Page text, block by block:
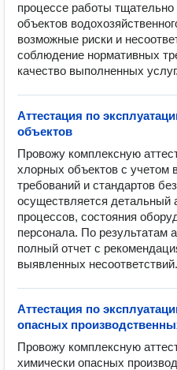
процессе работы
объектов
возможные риски и
соблюдение нормативных
качество выполненных услуг.
Аттестация по
объектов
Провожу комплексную
хлорных объектов с учетом
требований и стандартов
осуществляется детальный
процессов, состояния
персонала. По результатам
полный отчет с
выявленных несоответствий.
Аттестация по
опасных
Провожу комплексную
химически опасных